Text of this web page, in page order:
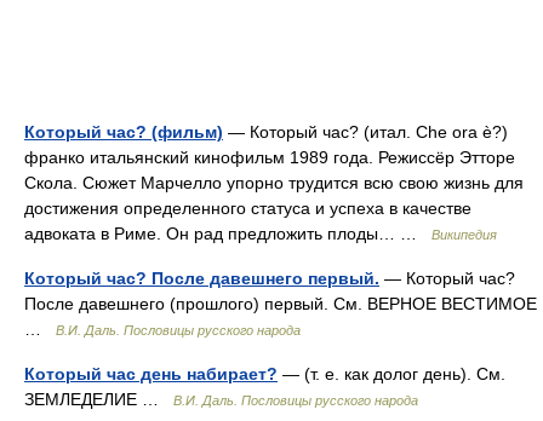
Который час? (фильм) — Который час? (итал. Che ora è?)
франко итальянский кинофильм 1989 года. Режиссёр Этторе
Скола. Сюжет Марчелло упорно трудится всю свою жизнь для
достижения определенного статуса и успеха в качестве
адвоката в Риме. Он рад предложить плоды… …
Википедия
Который час? После давешнего первый. — Который час?
После давешнего (прошлого) первый. См. ВЕРНОЕ ВЕСТИМОЕ
В.И. Даль. Пословицы русского народа
Который час день набирает? — (т. е. как долог день). См.
ЗЕМЛЕДЕЛИЕ …
В.И. Даль. Пословицы русского народа